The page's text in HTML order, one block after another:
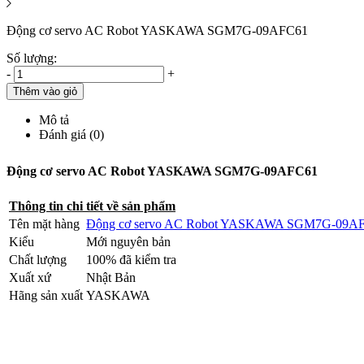
Động cơ servo AC Robot YASKAWA SGM7G-09AFC61
Số lượng:
-
+
Thêm vào giỏ
Mô tả
Đánh giá (0)
Động cơ servo AC Robot YASKAWA SGM7G-09AFC61
Thông tin chi tiết về sản phẩm
Tên mặt hàng Động cơ servo AC Robot YASKAWA SGM7G-
Kiểu
Mới nguyên bản
Chất lượng
100% đã kiểm tra
Xuất xứ
Nhật Bản
Hãng sản xuất YASKAWA